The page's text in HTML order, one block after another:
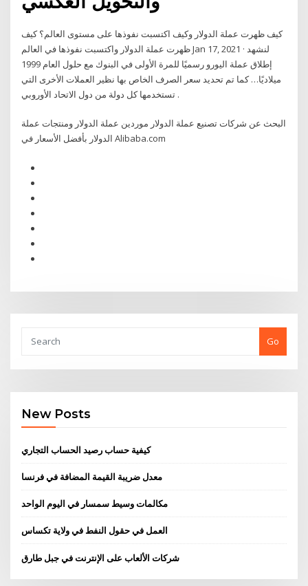
كيف ظهرت عملة الدولار وكيف اكتسبت نفوذها على مستوى العالم؟ كيف
ظهرت عملة الدولار واكتسبت نفوذها في العالم Jan 17, 2021 · لنشهد
إطلاق عملة اليورو رسميًا للمرة الأولى في البنوك مع حلول العام 1999
ميلاديًا… كما تم تحديد سعر الصرف الخاص بها نظير العملات الأخرى التي
تستخدمها كل دولة من دول الاتحاد الأوروبي .
البحث عن شركات تصنيع عملة الدولار موردين عملة الدولار ومنتجات عملة
الدولار بأفضل الأسعار في Alibaba.com
Go
New Posts
كيفية حساب رصيد الحساب التجاري
معدل ضريبة القيمة المضافة في فرنسا
مكالمات وسيط سمسار في اليوم الواحد
العمل في حقول النفط في ولاية تكساس
شركات الألعاب على الإنترنت في جبل طارق